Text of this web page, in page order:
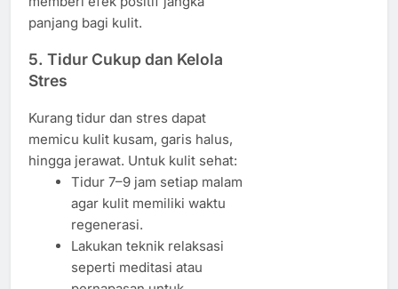
panjang bagi kulit.
5. Tidur Cukup dan Kelola
Stres
Kurang tidur dan stres dapat
memicu kulit kusam, garis halus,
hingga jerawat. Untuk kulit sehat:
Tidur 7–9 jam setiap malam
agar kulit memiliki waktu
regenerasi.
Lakukan teknik relaksasi
seperti meditasi atau